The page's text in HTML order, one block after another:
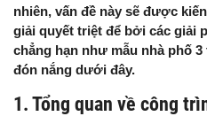
nhiên, vấn đề này sẽ được
giải quyết triệt để bởi các giải
chẳng hạn như mẫu nhà phố
đón nắng dưới đây.
1. Tổng quan về công